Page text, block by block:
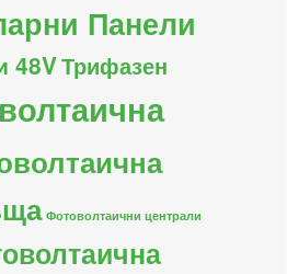
Панели
48VТрифазен
Фотоволтаични централи